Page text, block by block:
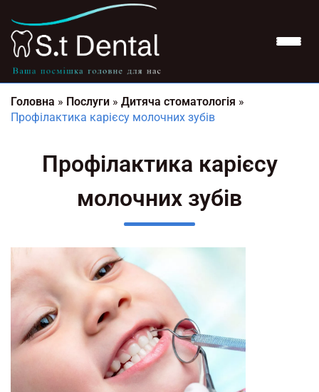
Головна » Послуги » Дитяча стоматологія »
Профілактика карієсу молочних зубів
Профілактика карієсу
молочних зубів